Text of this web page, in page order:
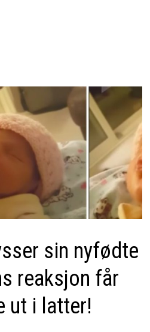
sin nyfødte
reaksjon får
ut i latter!